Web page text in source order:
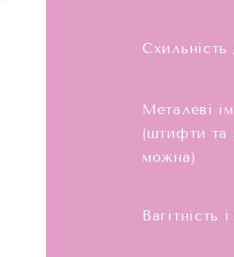
Схильність
Металеві
(штифти та
можна)
Вагітність